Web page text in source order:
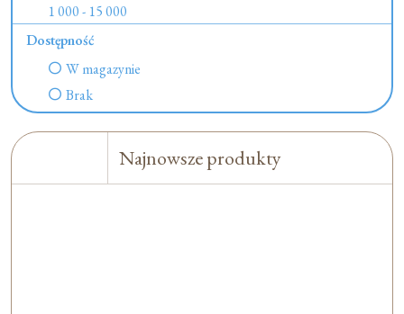
1 000 - 15 000
Dostępność
W magazynie
Brak
Najnowsze produkty